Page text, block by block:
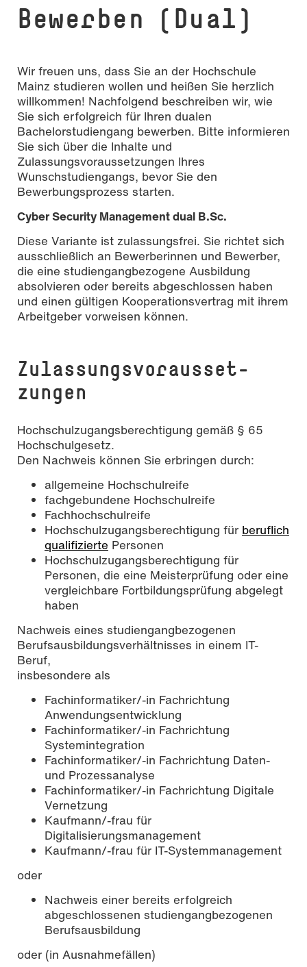
Bewerben (Dual)
Wir freuen uns, dass Sie an der Hochschule
Mainz studieren wollen und heißen Sie herzlich
willkommen! Nachfolgend beschreiben wir, wie
Sie sich erfolgreich für Ihren dualen
Bachelorstudiengang bewerben. Bitte informieren
Sie sich über die Inhalte und
Zulassungsvoraussetzungen Ihres
Wunschstudiengangs, bevor Sie den
Bewerbungsprozess starten.
Cyber Security Management dual B.Sc.
Diese Variante ist zulassungsfrei. Sie richtet sich
ausschließlich an Bewerberinnen und Bewerber,
die eine studiengangbezogene Ausbildung
absolvieren oder bereits abgeschlossen haben
und einen gültigen Kooperationsvertrag mit ihrem
Arbeitgeber vorweisen können.
Zu­las­sungs­vor­aus­set­
zungen
Hochschulzugangsberechtigung gemäß § 65
Hochschulgesetz.
Den Nachweis können Sie erbringen durch:
allgemeine Hochschulreife
fachgebundene Hochschulreife
Fachhochschulreife
Hochschulzugangsberechtigung für beruflich
qualifizierte Personen
Hochschulzugangsberechtigung für
Personen, die eine Meisterprüfung oder eine
vergleichbare Fortbildungsprüfung abgelegt
haben
Nachweis eines studiengangbezogenen
Berufsausbildungsverhältnisses in einem IT-
Beruf,
insbesondere als
Fachinformatiker/-in Fachrichtung
Anwendungsentwicklung
Fachinformatiker/-in Fachrichtung
Systemintegration
Fachinformatiker/-in Fachrichtung Daten-
und Prozessanalyse
Fachinformatiker/-in Fachrichtung Digitale
Vernetzung
Kaufmann/-frau für
Digitalisierungsmanagement
Kaufmann/-frau für IT-Systemmanagement
oder
Nachweis einer bereits erfolgreich
abgeschlossenen studiengangbezogenen
Berufsausbildung
oder (in Ausnahmefällen)